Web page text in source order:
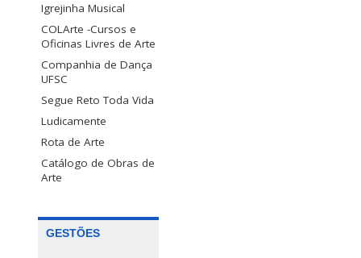
Igrejinha Musical
COLArte -Cursos e
Oficinas Livres de Arte
Companhia de Dança
UFSC
Segue Reto Toda Vida
Ludicamente
Rota de Arte
Catálogo de Obras de
Arte
GESTÕES